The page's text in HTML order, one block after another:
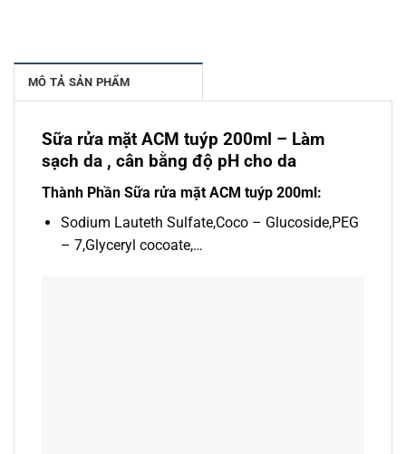
MÔ TẢ SẢN PHẨM
Sữa rửa mặt ACM tuýp 200ml – Làm
sạch da , cân bằng độ pH cho da
Thành Phần Sữa rửa mặt ACM tuýp 200ml:
Sodium Lauteth Sulfate,Coco – Glucoside,PEG
– 7,Glyceryl cocoate,…